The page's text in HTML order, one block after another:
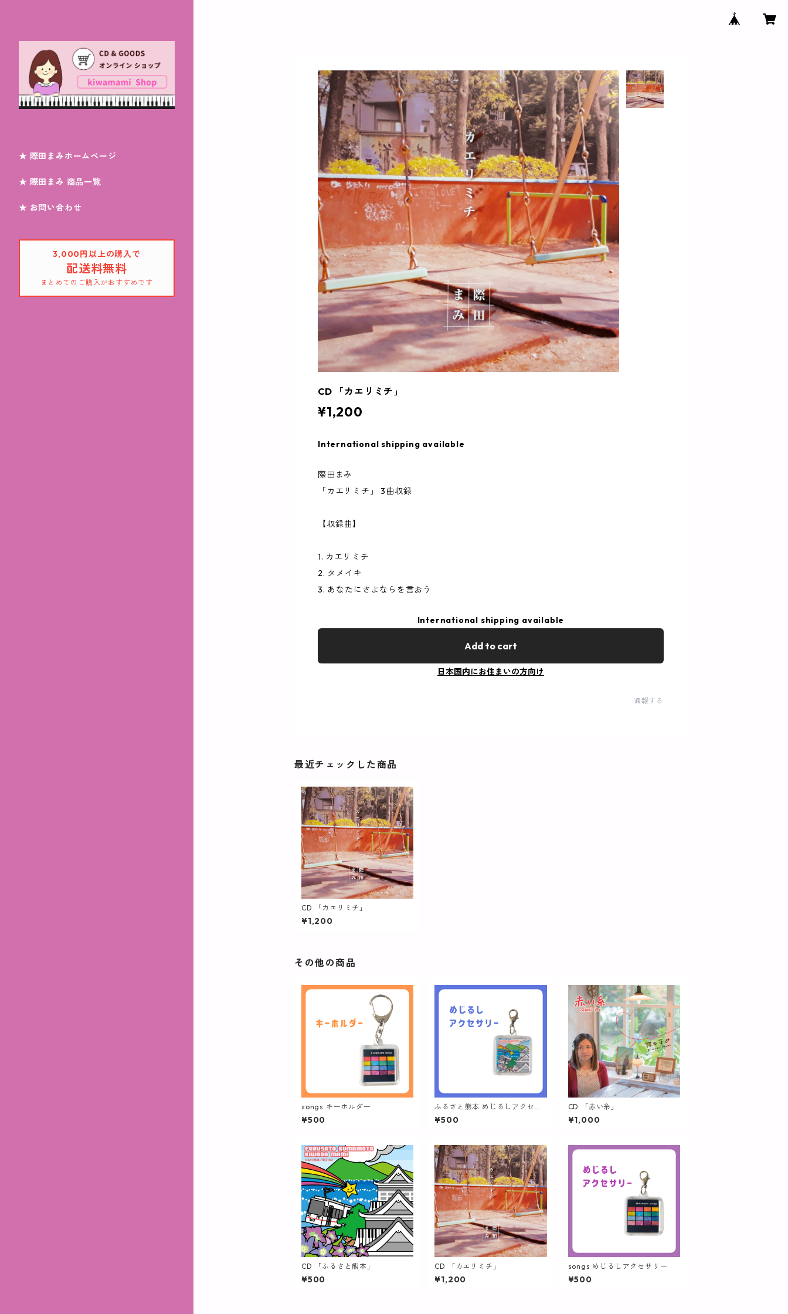
CD 「カエリミチ」
¥1,200
International shipping available
際田まみ
「カエリミチ」 3曲収録
【収録曲】
1. カエリミチ
2. タメイキ
3. あなたにさよならを言おう
International shipping available
Add to cart
日本国内にお住まいの方向け
通報する
最近チェックした商品
CD 「カエリミチ」
¥1,200
その他の商品
songs キーホルダー
¥500
ふるさと熊本 めじるしアクセサ
リー
¥500
CD 「赤い糸」
¥1,000
CD 「ふるさと熊本」
¥500
CD 「カエリミチ」
¥1,200
songs めじるしアクセサリー
¥500
★ 際田まみホームページ
★ 際田まみ 商品一覧
★ お問い合わせ
3,000円以上の購入で
配送料無料
まとめてのご購入がおすすめです